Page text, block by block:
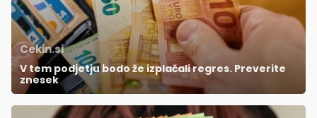
Cekin.si
V tem podjetju bodo že izplačali regres. Preverite
znesek